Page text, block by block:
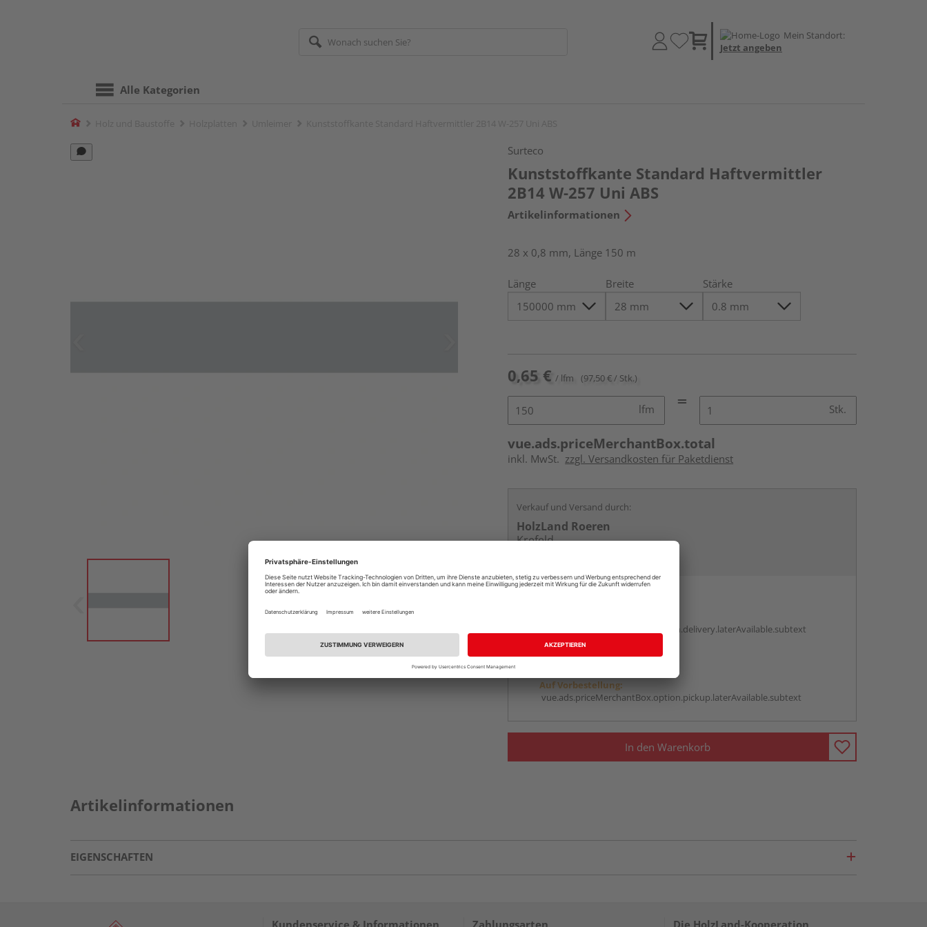
Mein Standort:
Jetzt angeben
Alle Kategorien
Home
Surteco
Kunststoffkante Standard Haftvermittler
2B14 W-257 Uni ABS
Artikelinformationen
28 x 0,8 mm, Länge 150 m
Länge Breite Stärke
0,65 € / lfm (97,50 € / Stk.)
lfm Stk.
vue.ads.priceMerchantBox.total
inkl. MwSt. zzgl. Versandkosten für Paketdienst
Verkauf und Versand durch:
HolzLand Roeren
Krefeld
vue.ads.priceMerchantBox.option.delivery.laterAvailable.subtext
Auf Vorbestellung:
vue.ads.priceMerchantBox.option.pickup.laterAvailable.subtext
In den Warenkorb
Artikelinformationen
EIGENSCHAFTEN
Kundenservice & Informationen Zahlungsarten Die HolzLand-Kooperation